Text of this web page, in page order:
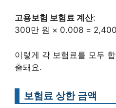
고용보험 보험료 계산:
300만 원 × 0.008 =
이렇게 각 보험료를 모두
출돼요.
보험료 상한 금액